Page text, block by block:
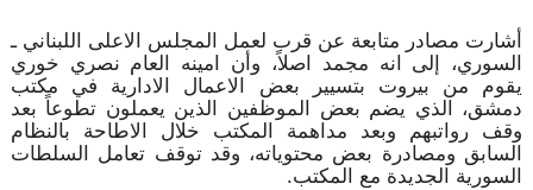
أشارت مصادر متابعة عن قرب لعمل المجلس الاعلى اللبناني ـ
السوري، إلى انه مجمد اصلاً، وأن امينه العام نصري خوري
يقوم من بيروت بتسيير بعض الاعمال الادارية في مكتب
دمشق، الذي يضم بعض الموظفين الذين يعملون تطوعاً بعد
وقف رواتبهم وبعد مداهمة المكتب خلال الاطاحة بالنظام
السابق ومصادرة بعض محتوياته، وقد توقف تعامل السلطات
السورية الجديدة مع المكتب.